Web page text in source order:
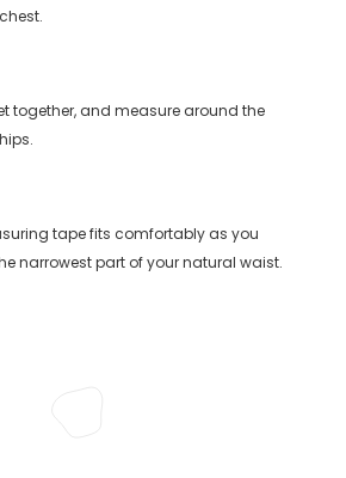
together, and measure around the
tape fits comfortably as you
narrowest part of your natural waist.